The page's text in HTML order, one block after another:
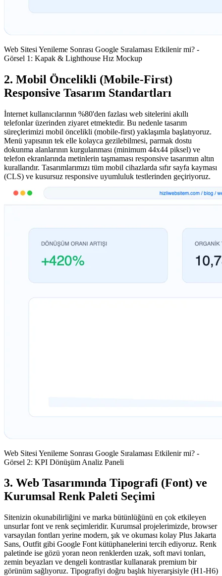
Web Sitesi Yenileme Sonrası Google Sıralaması Etkilenir mi? -
Görsel 1: Kapak & Lighthouse Hız Mockup
2. Mobil Öncelikli (Mobile-First)
Responsive Tasarım Standartları
İnternet kullanıcılarının %80'den fazlası web sitelerini akıllı
telefonlar üzerinden ziyaret etmektedir. Bu nedenle tasarım
süreçlerimizi mobil öncelikli (mobile-first) yaklaşımla başlatıyoruz.
Menü yapısının tek elle kolayca gezilebilmesi, parmak dostu
dokunma alanlarının kurgulanması (minimum 44x44 piksel) ve
telefon ekranlarında metinlerin taşmaması responsive tasarımın altın
kurallarıdır. Tasarımlarımızı tüm mobil cihazlarda sıfır sayfa kayması
(CLS) ve kusursuz responsive uyumluluk testlerinden geçiriyoruz.
Web Sitesi Yenileme Sonrası Google Sıralaması Etkilenir mi? -
Görsel 2: KPI Dönüşüm Analiz Paneli
3. Web Tasarımında Tipografi (Font) ve
Kurumsal Renk Paleti Seçimi
Sitenizin okunabilirliğini ve marka bütünlüğünü en çok etkileyen
unsurlar font ve renk seçimleridir. Kurumsal projelerimizde, browser
varsayılan fontları yerine modern, şık ve okuması kolay Plus Jakarta
Sans, Outfit gibi Google Font kütüphanelerini tercih ediyoruz. Renk
paletinde ise gözü yoran neon renklerden uzak, soft mavi tonları,
zemin beyazları ve dengeli kontrastlar kullanarak premium bir
görünüm sağlıyoruz. Tipografiyi doğru başlık hiyerarşisiyle (H1-H6)